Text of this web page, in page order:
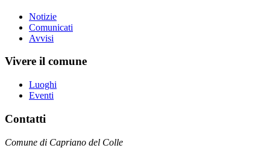
Notizie
Comunicati
Avvisi
Vivere il comune
Luoghi
Eventi
Contatti
Comune di Capriano del Colle